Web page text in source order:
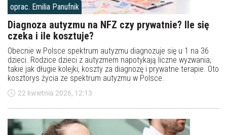
oprac. Emilia Panufnik
Diagnoza autyzmu na NFZ czy prywatnie? Ile się
czeka i ile kosztuje?
Obecnie w Polsce spektrum autyzmu diagnozuje się u 1 na 36
dzieci. Rodzice dzieci z autyzmem napotykają liczne wyzwania,
takie jak długie kolejki, koszty za diagnozę i prywatne terapie. Oto
kosztorys życia ze spektrum autyzmu w Polsce.
22 kwietnia 2026, 12:13